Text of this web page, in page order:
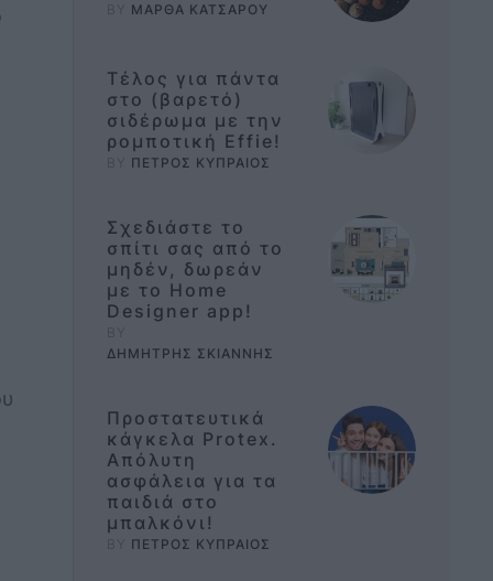
ΜΑΡΘΑ ΚΑΤΣΑΡΟΥ
Τέλος για πάντα
στο (βαρετό)
σιδέρωμα με την
ρομποτική Effie!
ΠΕΤΡΟΣ ΚΥΠΡΑΙΟΣ
Σχεδιάστε το
σπίτι σας από το
μηδέν, δωρεάν
με το Home
Designer app!
ΔΗΜΗΤΡΗΣ ΣΚΙΑΝΝΗΣ
Προστατευτικά
κάγκελα Protex.
Απόλυτη
ασφάλεια για τα
παιδιά στο
μπαλκόνι!
ΠΕΤΡΟΣ ΚΥΠΡΑΙΟΣ